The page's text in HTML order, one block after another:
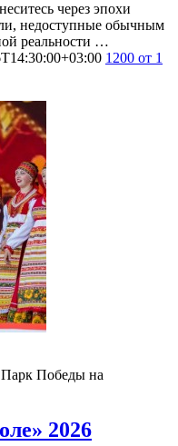
через эпохи
недоступные обычным
реальности …
1200 от 1
Парк Победы на
2026